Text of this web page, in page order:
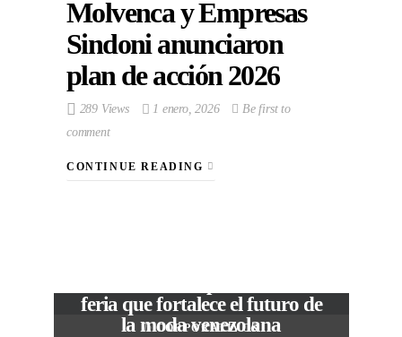
Molvenca y Empresas
Sindoni anunciaron
plan de acción 2026
289 Views 1 enero, 2026
Be first to
comment
CONTINUE READING
In CORPORATIVOS
feria que fortalece el futuro de
la moda venezolana